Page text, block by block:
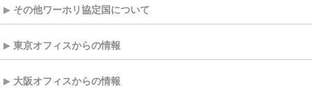
その他ワーホリ協定国について
東京オフィスからの情報
大阪オフィスからの情報